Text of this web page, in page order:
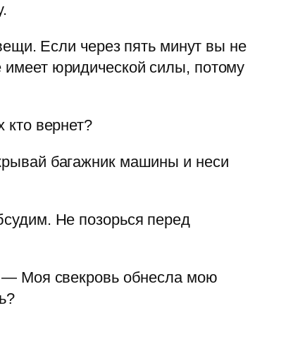
Если через пять минут вы не
юридической силы, потому
вернет?
багажник машины и неси
Не позорься перед
— Моя свекровь обнесла мою